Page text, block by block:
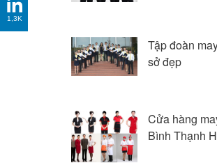
Tập đoàn
sở đẹp
Cửa hàng
Bình Thạnh
1,3K